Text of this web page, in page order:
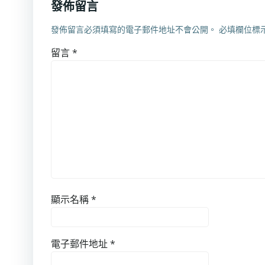
發佈留言
發佈留言必須填寫的電子郵件地址不會公開。 必填欄位標
留言*
顯示名稱*
電子郵件地址*